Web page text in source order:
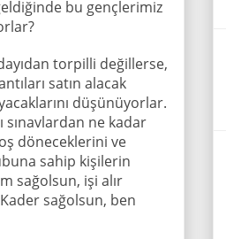
bu gençlerimiz
torpilli değillerse,
satın alacak
düşünüyorlar.
ne kadar
döneceklerini ve
sahip kişilerin
sağolsun, işi alır
sağolsun, ben